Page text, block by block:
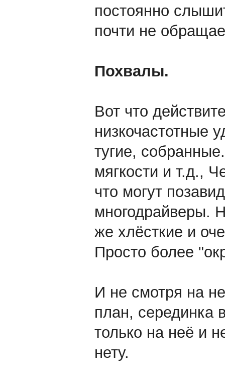
постоянно
почти не
Похвалы.
Вот что
низкочастотные
тугие,
мягкости и т.д.,
что могут
многодрайверы.
же хлёсткие и
Просто более
И не смотря на
план, серединка
только на неё и
нету.